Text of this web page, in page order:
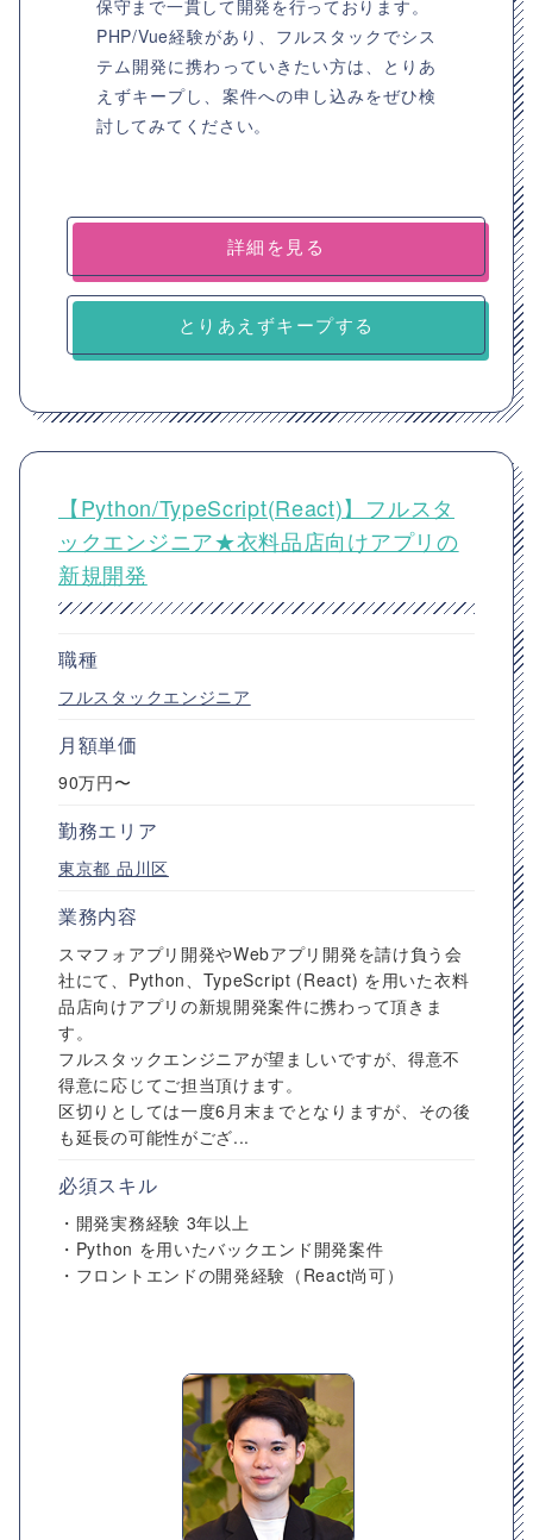
保守まで一貫して開発を行っております。
PHP/Vue経験があり、フルスタックでシス
テム開発に携わっていきたい方は、とりあ
えずキープし、案件への申し込みをぜひ検
討してみてください。
詳細を見る
とりあえずキープする
【Python/TypeScript(React)】フルスタ
ックエンジニア★衣料品店向けアプリの
新規開発
職種
フルスタックエンジニア
月額単価
90万円〜
勤務エリア
東京都 品川区
業務内容
スマフォアプリ開発やWebアプリ開発を請け負う会
社にて、Python、TypeScript (React) を用いた衣料
品店向けアプリの新規開発案件に携わって頂きま
す。
フルスタックエンジニアが望ましいですが、得意不
得意に応じてご担当頂けます。
区切りとしては一度6月末までとなりますが、その後
も延長の可能性がござ...
必須スキル
・開発実務経験 3年以上
・Python を用いたバックエンド開発案件
・フロントエンドの開発経験（React尚可）